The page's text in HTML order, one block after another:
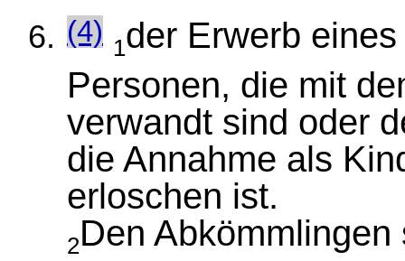
(4)
1der Erwerb
Personen, die mit
verwandt sind oder
die Annahme als
erloschen ist.
2Den